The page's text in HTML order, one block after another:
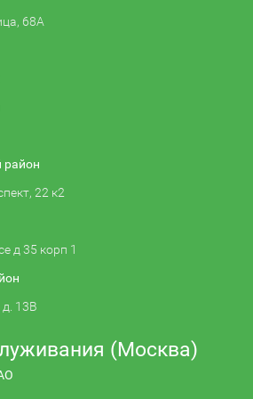
68А
район
22 к2
д 35 корп 1
д. 13В
(Москва)